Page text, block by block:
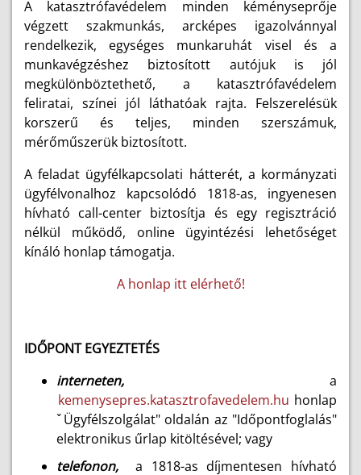
A katasztrófavédelem minden kéményseprője
végzett szakmunkás, arcképes igazolvánnyal
rendelkezik, egységes munkaruhát visel és a
munkavégzéshez biztosított autójuk is jól
megkülönböztethető, a katasztrófavédelem
feliratai, színei jól láthatóak rajta. Felszerelésük
korszerű és teljes, minden szerszámuk,
mérőműszerük biztosított.
A feladat ügyfélkapcsolati hátterét, a kormányzati
ügyfélvonalhoz kapcsolódó 1818-as, ingyenesen
hívható call-center biztosítja és egy regisztráció
nélkül működő, online ügyintézési lehetőséget
kínáló honlap támogatja.
A honlap itt elérhető!
IDŐPONT EGYEZTETÉS
interneten, a
kemenysepres.katasztrofavedelem.hu honlap
ˇÜgyfélszolgálat" oldalán az "Időpontfoglalás"
elektronikus űrlap kitöltésével; vagy
telefonon,a 1818-as díjmentesen hívható